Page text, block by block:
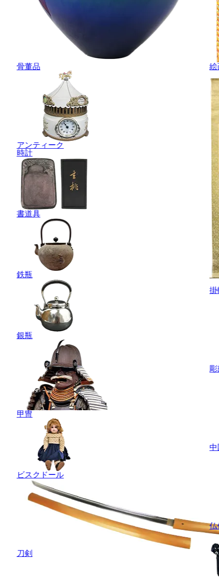
骨董品
アンティーク
時計
書道具
鉄瓶
銀瓶
甲冑
ビスクドール
刀剣
絵
掛
彫
中
仏